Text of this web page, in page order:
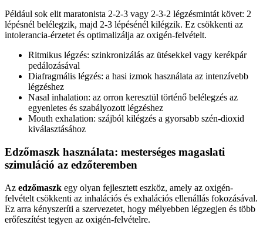
Például sok elit maratonista 2-2-3 vagy 2-3-2 légzésmintát követ: 2
lépésnél belélegzik, majd 2-3 lépésénél kilégzik. Ez csökkenti az
intolerancia-érzetet és optimalizálja az oxigén-felvételt.
Ritmikus légzés: szinkronizálás az ütésekkel vagy kerékpár
pedálozásával
Diafragmális légzés: a hasi izmok használata az intenzívebb
légzéshez
Nasal inhalation: az orron keresztül történő belélegzés az
egyenletes és szabályozott légzéshez
Mouth exhalation: szájból kilégzés a gyorsabb szén-dioxid
kiválasztásához
Edzőmaszk használata: mesterséges magaslati
szimuláció az edzőteremben
Az edzőmaszk egy olyan fejlesztett eszköz, amely az oxigén-
felvételt csökkenti az inhalációs és exhalációs ellenállás fokozásával.
Ez arra kényszeríti a szervezetet, hogy mélyebben légzegjen és több
erőfeszítést tegyen az oxigén-felvételre.